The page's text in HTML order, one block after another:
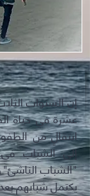
إن السنوات
عشرة في حياة
انتقالٍ من
إلى الشباب
"الشباب
يكتمل شبابهم